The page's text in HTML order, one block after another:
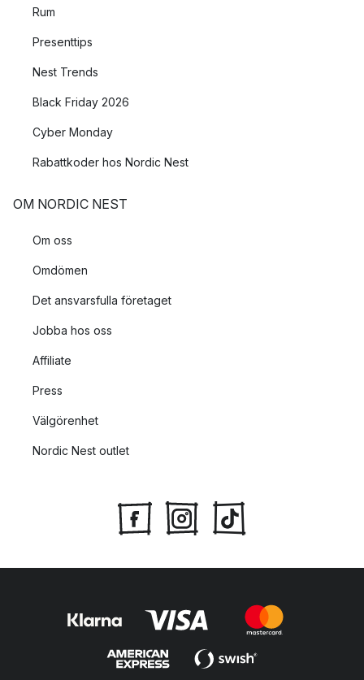
Rum
Presenttips
Nest Trends
Black Friday 2026
Cyber Monday
Rabattkoder hos Nordic Nest
OM NORDIC NEST
Om oss
Omdömen
Det ansvarsfulla företaget
Jobba hos oss
Affiliate
Press
Välgörenhet
Nordic Nest outlet